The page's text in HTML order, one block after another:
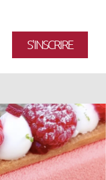
S'INSCRIRE